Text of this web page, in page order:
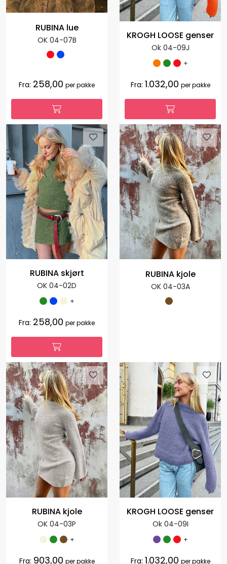
RUBINA lue
OK 04-07B
Fra: 258,00 per pakke
KROGH LOOSE genser
Ok 04-09J
+
Fra: 1.032,00 per pakke
RUBINA skjørt
OK 04-02D
+
Fra: 258,00 per pakke
RUBINA kjole
OK 04-03A
RUBINA kjole
OK 04-03P
+
Fra: 903,00 per pakke
KROGH LOOSE genser
Ok 04-09I
+
Fra: 1.032,00 per pakke